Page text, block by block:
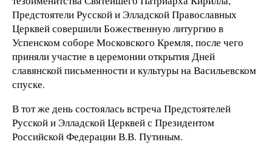
Предстоятели Русской и Элладской Православных
Церквей совершили Божественную литургию в
Успенском соборе Московского Кремля, после чего
приняли участие в церемонии открытия Дней
славянской письменности и культуры на Васильевском
спуске.
В тот же день состоялась встреча Предстоятелей
Русской и Элладской Церквей с Президентом
Российской Федерации В.В. Путиным.